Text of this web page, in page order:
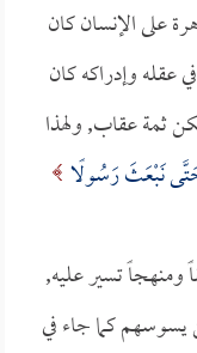
على الإنسان كان
عقله وإدراكه كان
ثمة عقاب, ولهذا
نَبْعَثَ رَسُولًا
ومنهجاً تسير عليه,
كما جاء في